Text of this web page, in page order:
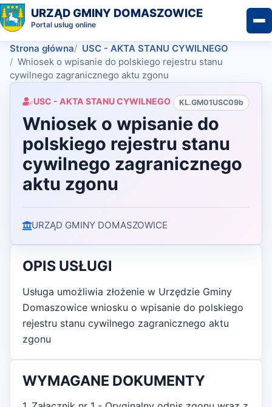
URZĄD GMINY DOMASZOWICE
Portal usług online
Strona główna
USC - AKTA STANU CYWILNEGO
Wniosek o wpisanie do polskiego rejestru stanu
cywilnego zagranicznego aktu zgonu
USC - AKTA STANU CYWILNEGO KL.GM01USC09b
Wniosek o wpisanie do
polskiego rejestru stanu
cywilnego zagranicznego
aktu zgonu
URZĄD GMINY DOMASZOWICE
OPIS USŁUGI
Usługa umożliwia złożenie w Urzędzie Gminy
Domaszowice wniosku o wpisanie do polskiego
rejestru stanu cywilnego zagranicznego aktu
zgonu
WYMAGANE DOKUMENTY